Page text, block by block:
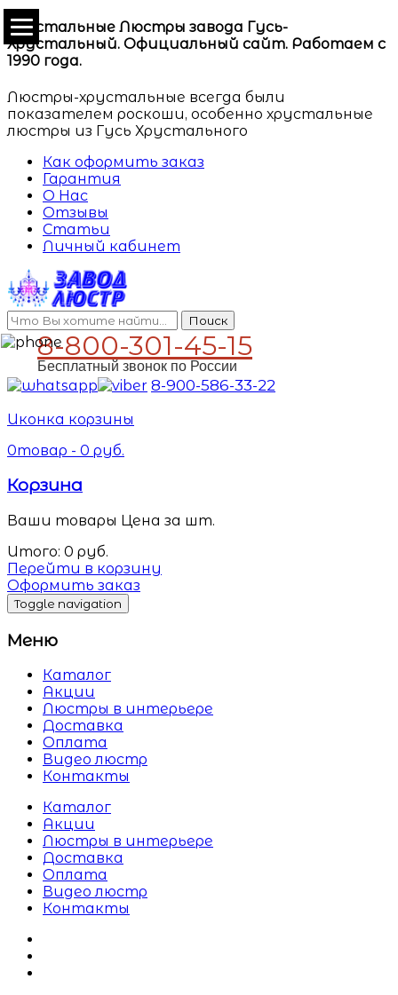
Хрустальные Люстры завода Гусь-
Хрустальный. Официальный сайт. Работаем с
1990 года.
Люстры-хрустальные всегда были
показателем роскоши, особенно хрустальные
люстры из Гусь Хрустального
Как оформить заказ
Гарантия
О Нас
Отзывы
Статьи
Личный кабинет
Поиск
8-800-301-45-15
Бесплатный звонок по России
8-900-586-33-22
Иконка корзины
0товар - 0 руб.
Корзина
Ваши товары Цена за шт.
Итого: 0 руб.
Перейти в корзину
Оформить заказ
Toggle navigation
Меню
Каталог
Акции
Люстры в интерьере
Доставка
Оплата
Видео люстр
Контакты
Каталог
Акции
Люстры в интерьере
Доставка
Оплата
Видео люстр
Контакты